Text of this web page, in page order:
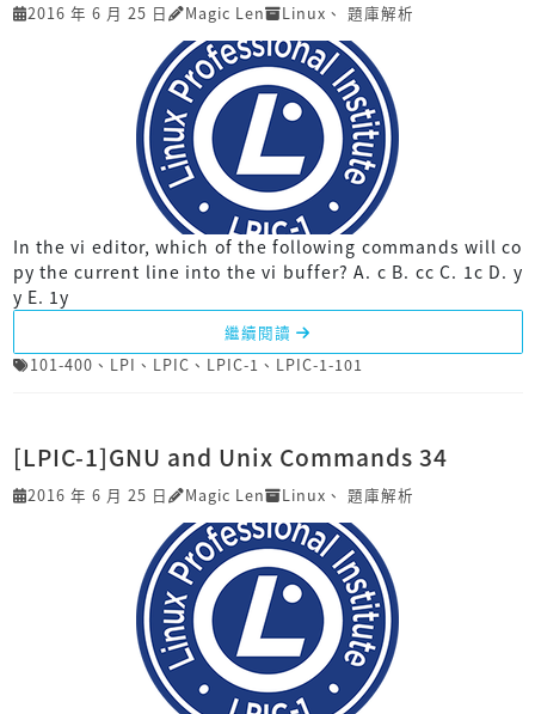
2016 年 6 月 25 日 Magic Len Linux 、 題庫解析
In the vi editor, which of the following commands will co
py the current line into the vi buffer? A. c B. cc C. 1c D. y
y E. 1y
繼續閱讀
101-400 、 LPI 、 LPIC 、 LPIC-1 、 LPIC-1-101
[LPIC-1]GNU and Unix Commands 34
2016 年 6 月 25 日 Magic Len Linux 、 題庫解析